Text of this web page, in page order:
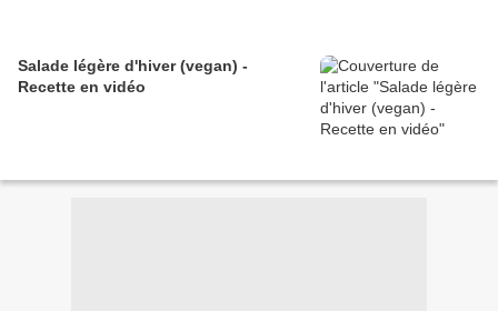
Salade légère d'hiver (vegan) -
Recette en vidéo